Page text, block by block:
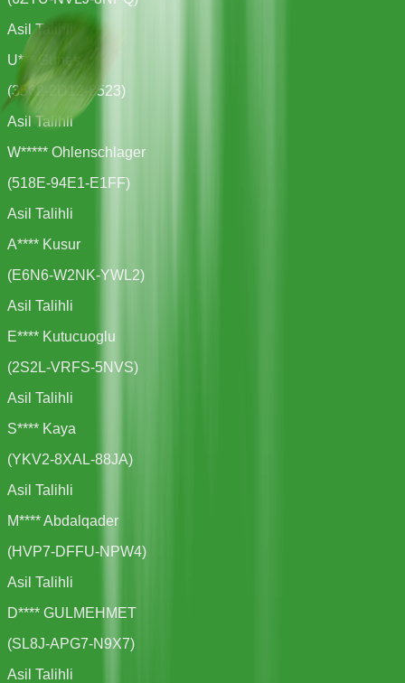
Asil Talihli
U*** Gunes
(3562-2D12-8523)
Asil Talihli
W***** Ohlenschlager
(518E-94E1-E1FF)
Asil Talihli
A**** Kusur
(E6N6-W2NK-YWL2)
Asil Talihli
E**** Kutucuoglu
(2S2L-VRFS-5NVS)
Asil Talihli
S**** Kaya
(YKV2-8XAL-88JA)
Asil Talihli
M**** Abdalqader
(HVP7-DFFU-NPW4)
Asil Talihli
D**** GULMEHMET
(SL8J-APG7-N9X7)
Asil Talihli